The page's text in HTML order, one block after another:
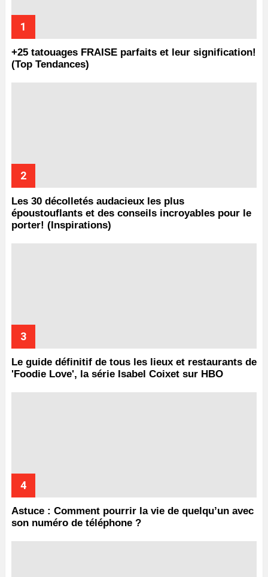
+25 tatouages ​​FRAISE parfaits et leur signification!
(Top Tendances)
Les 30 décolletés audacieux les plus
époustouflants et des conseils incroyables pour le
porter! (Inspirations)
Le guide définitif de tous les lieux et restaurants de
'Foodie Love', la série Isabel Coixet sur HBO
Astuce : Comment pourrir la vie de quelqu’un avec
son numéro de téléphone ?